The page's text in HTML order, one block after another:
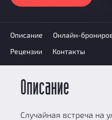
Описание Онлайн-
Рецензии Контакты
Описание
Случайная встреча на